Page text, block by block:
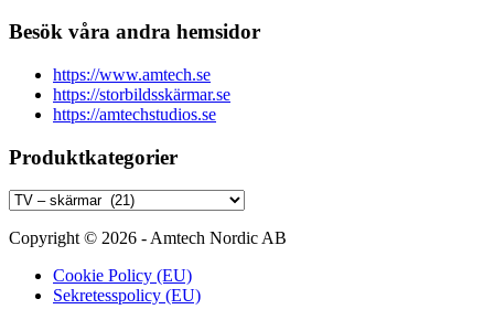
Besök våra andra hemsidor
https://www.amtech.se
https://storbildsskärmar.se
https://amtechstudios.se
Produktkategorier
Copyright © 2026 - Amtech Nordic AB
Cookie Policy (EU)
Sekretesspolicy (EU)